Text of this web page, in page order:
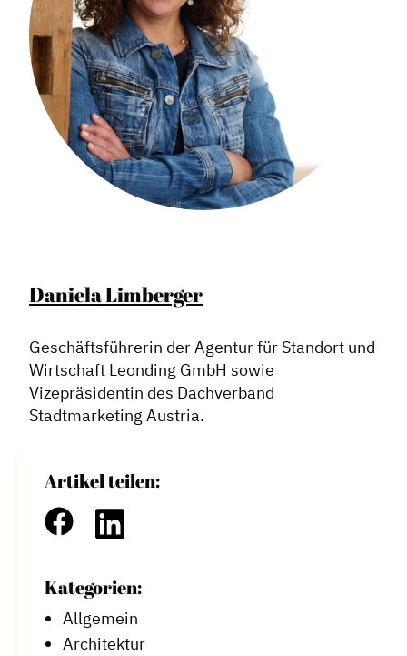
Daniela Limberger
Geschäftsführerin der Agentur für Standort und
Wirtschaft Leonding GmbH sowie
Vizepräsidentin des Dachverband
Stadtmarketing Austria.
Artikel teilen:
Kategorien:
Allgemein
Architektur